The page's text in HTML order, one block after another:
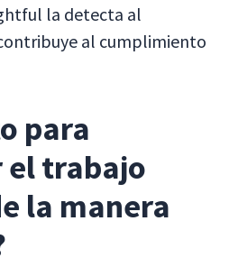
la detecta al
al cumplimiento
para
el trabajo
la manera